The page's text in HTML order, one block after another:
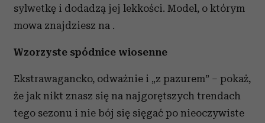
sylwetkę i dodadzą jej lekkości. Model, o którym
mowa znajdziesz na .
Wzorzyste spódnice wiosenne
Ekstrawagancko, odważnie i „z pazurem” – pokaż,
że jak nikt znasz się na najgorętszych trendach
tego sezonu i nie bój się sięgać po nieoczywiste